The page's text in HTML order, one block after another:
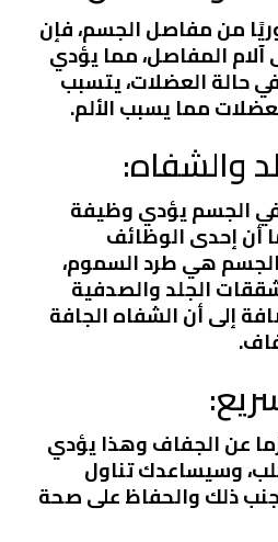
من مفاصل الجسم، فإن
المفاصل، مما يؤدي
حالة العضلات، يتسبب
مما يسبب الألم.
الجسم يؤدي وظيفة
أن إحدى الوظائف
هي طرد السموم،
الجلد والصدفية
إلى أن الشفاه الجافة
عن الجفاف وهذا يؤدي
وسيساعدك تناول
ذلك والحفاظ على صحة